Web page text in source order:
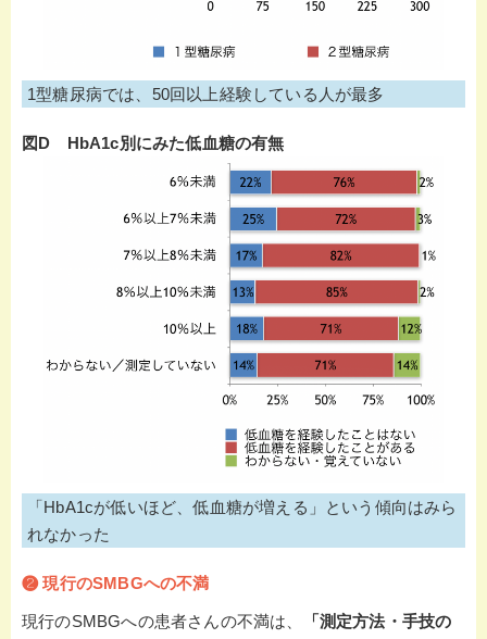
1型糖尿病では、50回以上経験している人が最多
図D HbA1c別にみた低血糖の有無
「HbA1cが低いほど、低血糖が増える」という傾向はみら
れなかった
❷ 現行のSMBGへの不満
現行のSMBGへの患者さんの不満は、 「測定方法・手技の